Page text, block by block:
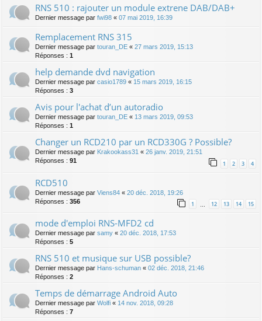
RNS 510 : rajouter un module extrene DAB/DAB+
Dernier message par fwi98 « 07 mai 2019, 16:39
Remplacement RNS 315
Dernier message par touran_DE « 27 mars 2019, 15:13
Réponses : 1
help demande dvd navigation
Dernier message par casio1789 « 15 mars 2019, 16:15
Réponses : 3
Avis pour l'achat d’un autoradio
Dernier message par touran_DE « 13 mars 2019, 09:53
Réponses : 1
Changer un RCD210 par un RCD330G ? Possible?
Dernier message par Krakookass31 « 26 janv. 2019, 21:51
Réponses : 91 1 2 3 4
RCD510
Dernier message par Viens84 « 20 déc. 2018, 19:26
Réponses : 356 1 12 13 14 15
mode d'emploi RNS-MFD2 cd
Dernier message par samy « 20 déc. 2018, 17:53
Réponses : 5
RNS 510 et musique sur USB possible?
Dernier message par Hans-schuman « 02 déc. 2018, 21:46
Réponses : 2
Temps de démarrage Android Auto
Dernier message par Wolfi « 14 nov. 2018, 09:28
Réponses : 7